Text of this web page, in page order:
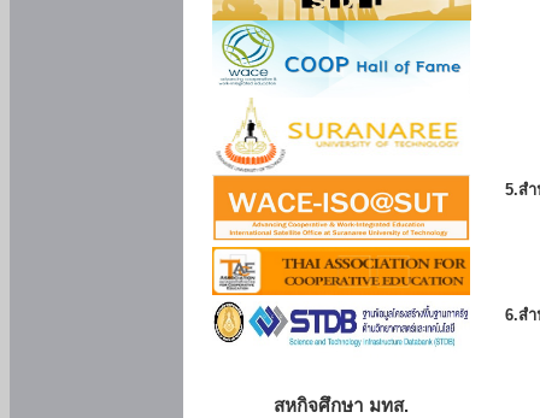
สหกิจศึกษา มทส.
5.ส
6.ส